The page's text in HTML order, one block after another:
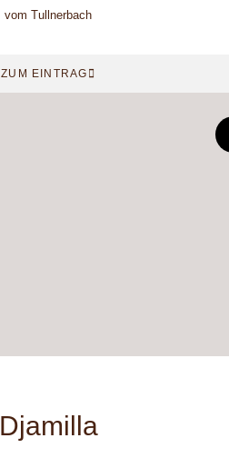
vom Tullnerbach
ZUM EINTRAG
Djamilla